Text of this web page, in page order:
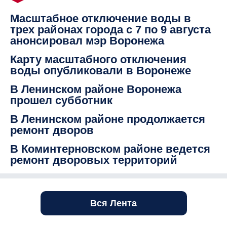
Масштабное отключение воды в
трех районах города с 7 по 9 августа
анонсировал мэр Воронежа
Карту масштабного отключения
воды опубликовали в Воронеже
В Ленинском районе Воронежа
прошел субботник
В Ленинском районе продолжается
ремонт дворов
В Коминтерновском районе ведется
ремонт дворовых территорий
Вся Лента